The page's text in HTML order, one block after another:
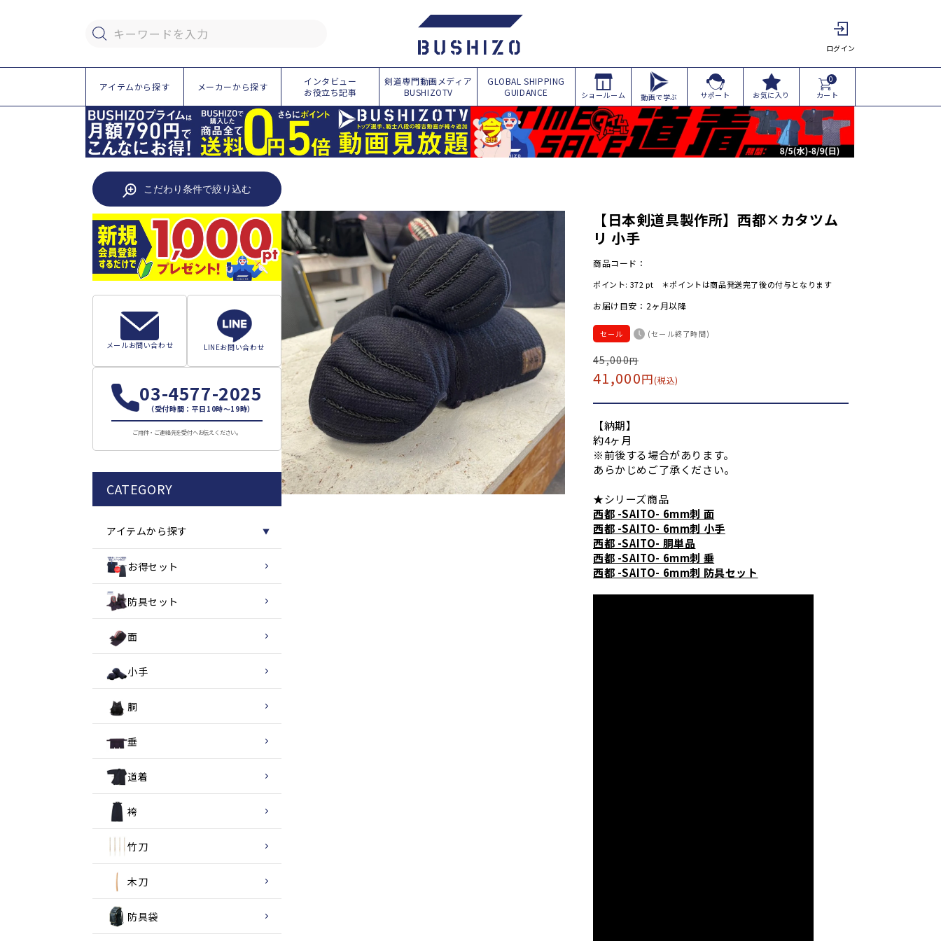
キーワードを入力
ログイン
アイテムから探す メーカーから探す
インタビュー
お役立ち記事
剣道専門動画メディア
BUSHIZOTV
GLOBAL SHIPPING
GUIDANCE
ショールーム 動画で学ぶ サポート お気に入り
0
カート
こだわり条件で絞り込む
メールお問い合わせ LINEお問い合わせ
03-4577-2025
（受付時間：平日10時～19時）
ご用件・ご連絡先を受付へお伝えください。
CATEGORY
アイテムから探す ▼
お得セット
防具セット
面
小手
胴
垂
道着
袴
竹刀
木刀
防具袋
商
に
ス
キ
ッ
プ
【日本剣道具製作所】西都×カタツム
リ 小手
商品コード：
ポイント: 372pt ＊ポイントは商品発送完了後の付与となります
お届け目安：2ヶ月以降
セール (セール終了時間)
通
常
価
格
45,000円
セ
ー
ル
価
格
41,000円(税込)
【納期】
約4ヶ月
※前後する場合があります。
あらかじめご了承ください。
★シリーズ商品
西都 -SAITO- 6mm刺 面
西都 -SAITO- 6mm刺 小手
西都 -SAITO- 胴単品
西都 -SAITO- 6mm刺 垂
西都 -SAITO- 6mm刺 防具セット